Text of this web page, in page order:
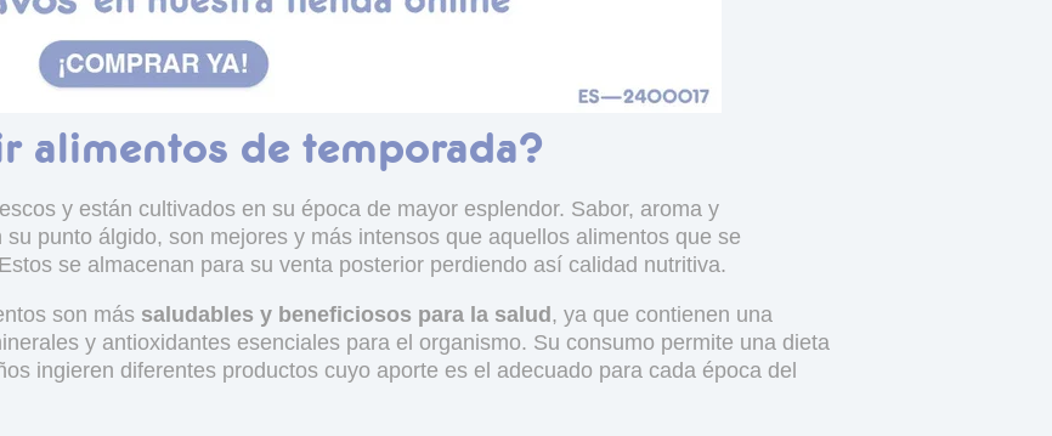
alimentos de temporada?
y están cultivados en su época de mayor esplendor. Sabor, aroma y
su punto álgido, son mejores y más intensos que aquellos alimentos que se
se almacenan para su venta posterior perdiendo así calidad nutritiva.
son más saludables y beneficiosos para la salud, ya que contienen una
y antioxidantes esenciales para el organismo. Su consumo permite una dieta
ingieren diferentes productos cuyo aporte es el adecuado para cada época del